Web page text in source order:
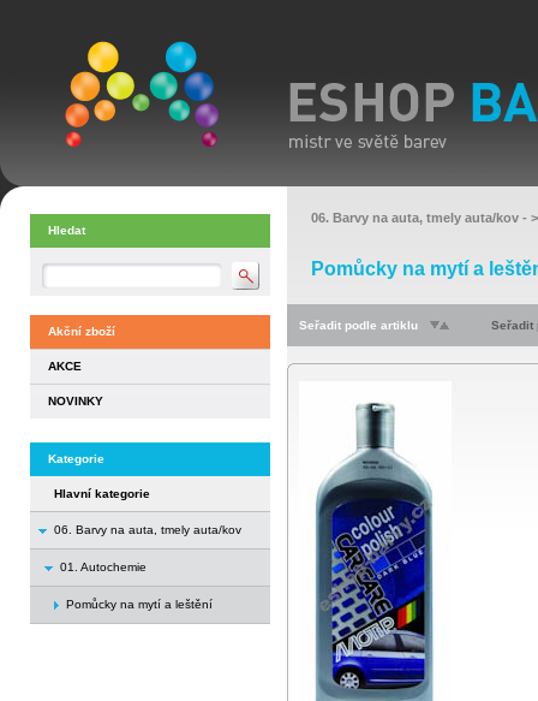
Hledat
Akční zboží
AKCE
NOVINKY
Kategorie
Hlavní kategorie
06. Barvy na auta, tmely auta/kov
01. Autochemie
Pomůcky na mytí a leštění
06. Barvy na auta, tmely auta/kov -
Pomůcky na mytí a
Seřadit podle artiklu Seřadit